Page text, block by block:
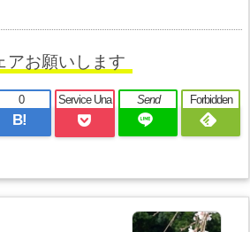
アお願いします
B!
0 Service Una Send Forbidden